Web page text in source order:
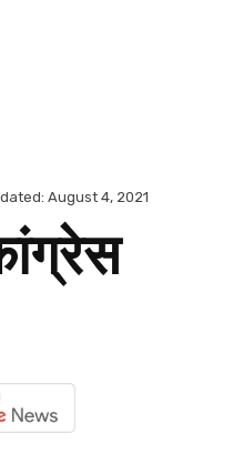
August 4, 2021